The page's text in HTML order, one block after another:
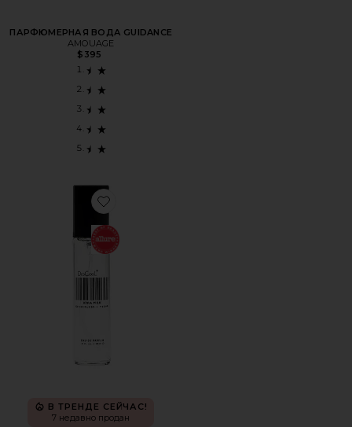
ПАРФЮМЕРНАЯ ВОДА GUIDANCE
AMOUAGE
$395
Favorite ДОРОЖНЫЙ ПАРФЮМ TRAVEL XTRA MILK
В ТРЕНДЕ СЕЙЧАС!
7 недавно продан